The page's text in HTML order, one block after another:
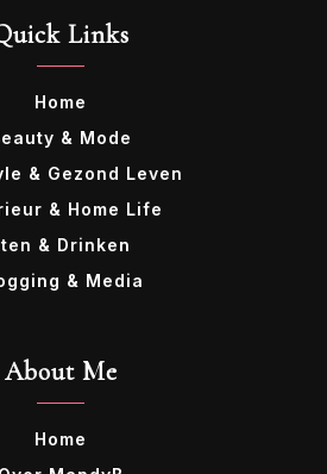
Links
Home
& Mode
& Gezond Leven
& Home Life
& Drinken
& Media
About Me
Home